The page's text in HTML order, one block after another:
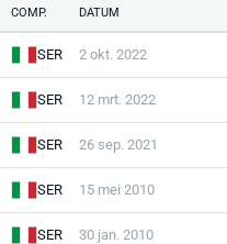
COMP. DATUM
SER 2 okt. 2022
SER 12 mrt. 2022
SER 26 sep. 2021
SER 15 mei 2010
SER 30 jan. 2010